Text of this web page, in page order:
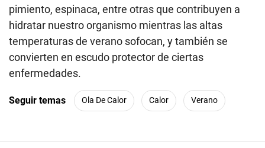
pimiento, espinaca, entre otras que contribuyen a
hidratar nuestro organismo mientras las altas
temperaturas de verano sofocan, y también se
convierten en escudo protector de ciertas
enfermedades.
Seguir temas Ola De Calor Calor Verano